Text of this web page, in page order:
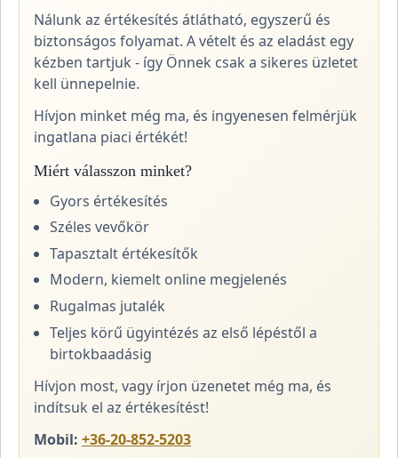
Nálunk az értékesítés átlátható, egyszerű és
biztonságos folyamat. A vételt és az eladást egy
kézben tartjuk - így Önnek csak a sikeres üzletet
kell ünnepelnie.
Hívjon minket még ma, és ingyenesen felmérjük
ingatlana piaci értékét!
Miért válasszon minket?
Gyors értékesítés
Széles vevőkör
Tapasztalt értékesítők
Modern, kiemelt online megjelenés
Rugalmas jutalék
Teljes körű ügyintézés az első lépéstől a
birtokbaadásig
Hívjon most, vagy írjon üzenetet még ma, és
indítsuk el az értékesítést!
Mobil: +36-20-852-5203